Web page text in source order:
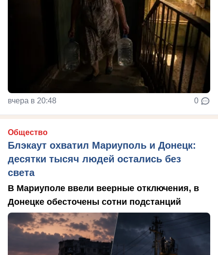
вчера в 20:48 0
Общество
Блэкаут охватил Мариуполь и Донецк:
десятки тысяч людей остались без
света
В Мариуполе ввели веерные отключения, в
Донецке обесточены сотни подстанций